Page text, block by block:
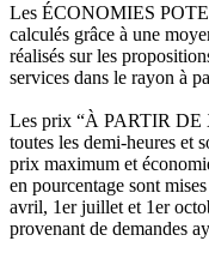
Les ÉCONOMIES
calculés grâce à une
réalisés sur les
services dans le rayon à
Les prix “À PARTIR DE
toutes les demi-heures et
prix maximum et
en pourcentage sont
avril, 1er juillet et 1er
provenant de demandes